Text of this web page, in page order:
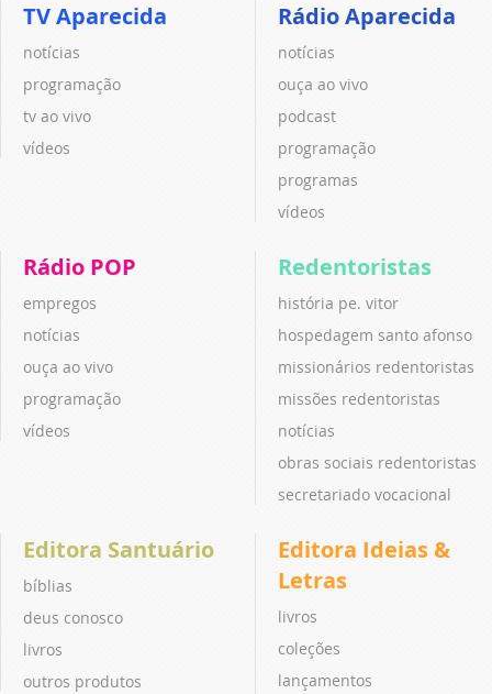
TV Aparecida
notícias
programação
tv ao vivo
vídeos
Rádio Aparecida
notícias
ouça ao vivo
podcast
programação
programas
vídeos
Rádio POP
empregos
notícias
ouça ao vivo
programação
vídeos
Redentoristas
história pe. vitor
hospedagem santo afonso
missionários redentoristas
missões redentoristas
notícias
obras sociais redentoristas
secretariado vocacional
Editora Santuário
bíblias
deus conosco
livros
outros produtos
Editora Ideias &
Letras
livros
coleções
lançamentos